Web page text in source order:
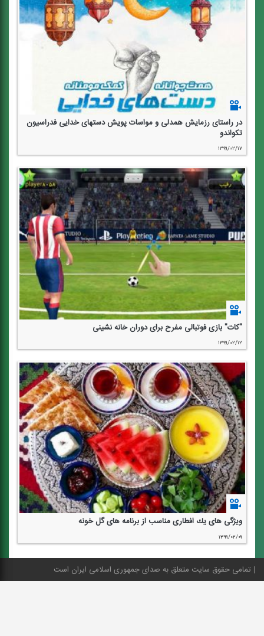
در راستای رزمایش همدلی و مواسات پویش دستهای خدایی فدراسیون
تكواندو
۱۳۹۹/۰۲/۱۷
"كات" بازی فوتبالی مفرح برای دوران خانه نشینی
۱۳۹۹/۰۲/۱۲
ویژگی های یك افطاری مناسب از برنامه های گل خونه
۱۳۹۹/۰۲/۰۹
تمامی حقوق سایت متعلق به صدای جمهوری اسلامی ایران است